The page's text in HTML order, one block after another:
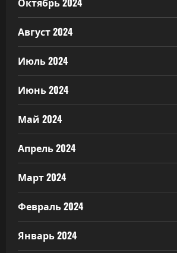
Август 2024
Июль 2024
Июнь 2024
Май 2024
Апрель 2024
Март 2024
Февраль 2024
Январь 2024